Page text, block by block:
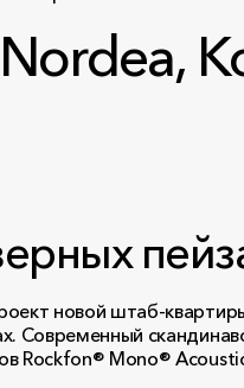
новой штаб-
Современный
Rockfon® Mono®